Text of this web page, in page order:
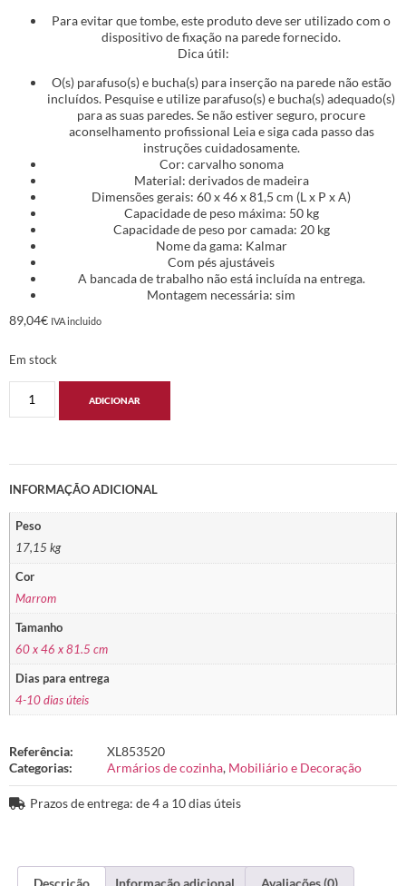
Para evitar que tombe, este produto deve ser utilizado com o
dispositivo de fixação na parede fornecido.
Dica útil:
O(s) parafuso(s) e bucha(s) para inserção na parede não estão
incluídos. Pesquise e utilize parafuso(s) e bucha(s) adequado(s)
para as suas paredes. Se não estiver seguro, procure
aconselhamento profissional Leia e siga cada passo das
instruções cuidadosamente.
Cor: carvalho sonoma
Material: derivados de madeira
Dimensões gerais: 60 x 46 x 81,5 cm (L x P x A)
Capacidade de peso máxima: 50 kg
Capacidade de peso por camada: 20 kg
Nome da gama: Kalmar
Com pés ajustáveis
A bancada de trabalho não está incluída na entrega.
Montagem necessária: sim
89,04€ IVA incluido
Em stock
ADICIONAR
INFORMAÇÃO ADICIONAL
Peso
17,15 kg
Cor
Marrom
Tamanho
60 x 46 x 81.5 cm
Dias para entrega
4-10 dias úteis
Referência:
XL853520
Categorias:
Armários de cozinha, Mobiliário e Decoração
Prazos de entrega: de 4 a 10 dias úteis